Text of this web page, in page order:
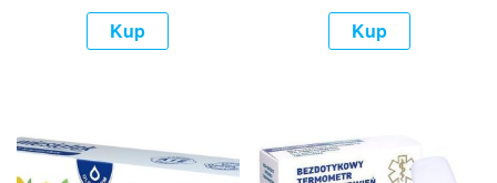
Kup Kup